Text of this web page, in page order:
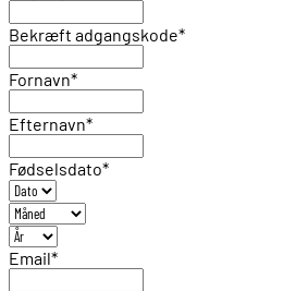
Bekræft adgangskode*
Fornavn*
Efternavn*
Fødselsdato*
Email*